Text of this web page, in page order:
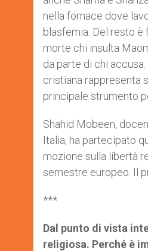
nella fornace dove
blasfemia. Del resto
morte chi insulta
da parte di chi
cristiana rappresenta
principale strumento
Shahid Mobeen,
Italia, ha partecipato
mozione sulla libertà
semestre europeo. Il
***
Dal punto di vista
religiosa. Perché è